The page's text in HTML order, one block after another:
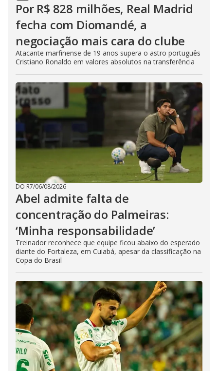
Por R$ 828 milhões, Real Madrid
fecha com Diomandé, a
negociação mais cara do clube
Atacante marfinense de 19 anos supera o astro português
Cristiano Ronaldo em valores absolutos na transferência
DO R7/06/08/2026
Abel admite falta de
concentração do Palmeiras:
‘Minha responsabilidade’
Treinador reconhece que equipe ficou abaixo do esperado
diante do Fortaleza, em Cuiabá, apesar da classificação na
Copa do Brasil